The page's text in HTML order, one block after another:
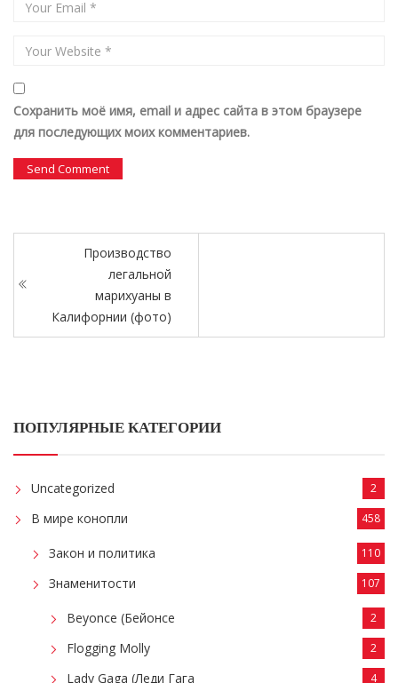
Сохранить моё имя, email и адрес сайта в этом браузере
для последующих моих комментариев.
Производство
легальной
марихуаны в
Калифорнии (фото)
ПОПУЛЯРНЫЕ КАТЕГОРИИ
Uncategorized 2
В мире конопли 458
Закон и политика 110
Знаменитости 107
Beyonce (Бейонсе 2
Flogging Molly 2
Lady Gaga (Леди Гага 4